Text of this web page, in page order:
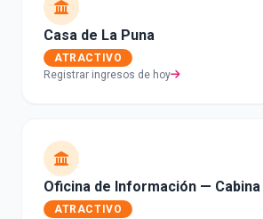
Casa de La Puna
ATRACTIVO
Registrar ingresos de hoy
Oficina de Información — Cabina
ATRACTIVO